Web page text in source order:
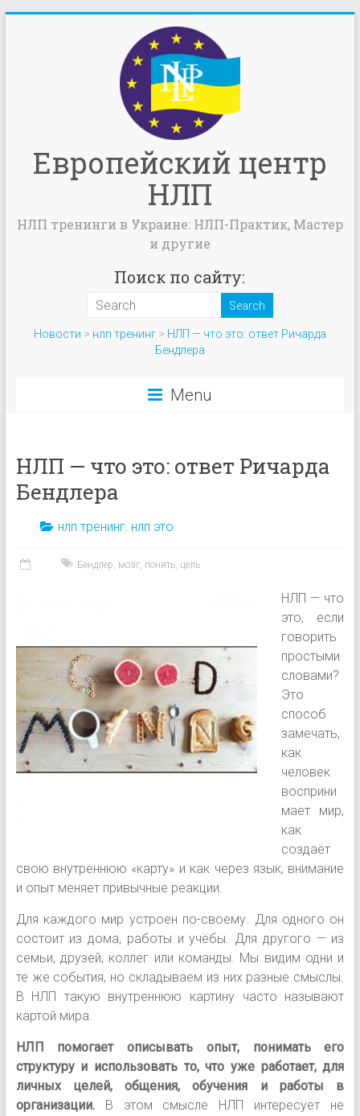
Европейский центр
НЛП
НЛП тренинги в Украине: НЛП-Практик, Мастер
и другие
Поиск по сайту:
Новости > нлп тренинг> НЛП — что это: ответ Ричарда
Бендлера
Menu
НЛП — что это: ответ Ричарда
Бендлера
нлп тренинг, нлп это
Бендлер, мозг, понять, цель
НЛП — что
это, если
говорить
простыми
словами?
Это
способ
замечать,
как
человек
восприни
мает мир,
как
создаёт
свою внутреннюю «карту» и как через язык, внимание
и опыт меняет привычные реакции.
Для каждого мир устроен по-своему. Для одного он
состоит из дома, работы и учёбы. Для другого — из
семьи, друзей, коллег или команды. Мы видим одни и
те же события, но складываем из них разные смыслы.
В НЛП такую внутреннюю картину часто называют
картой мира.
НЛП помогает описывать опыт, понимать его
структуру и использовать то, что уже работает, для
личных целей, общения, обучения и работы в
организации.В этом смысле НЛП интересует не